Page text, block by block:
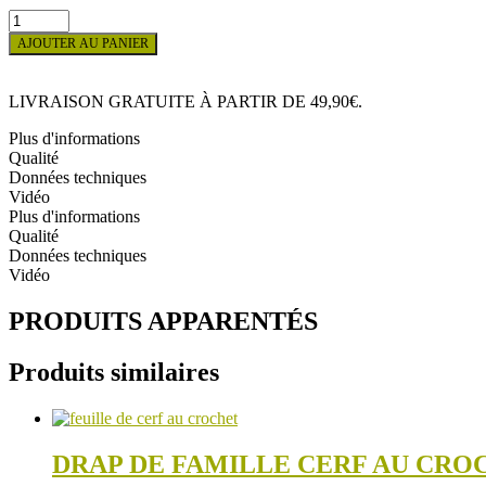
quantité
de
LAPIN
RULO
AJOUTER AU PANIER
LIVRAISON GRATUITE À PARTIR DE 49,90€.
Plus d'informations
Qualité
Données techniques
Vidéo
Plus d'informations
Qualité
Données techniques
Vidéo
PRODUITS APPARENTÉS
Produits similaires
DRAP DE FAMILLE CERF AU